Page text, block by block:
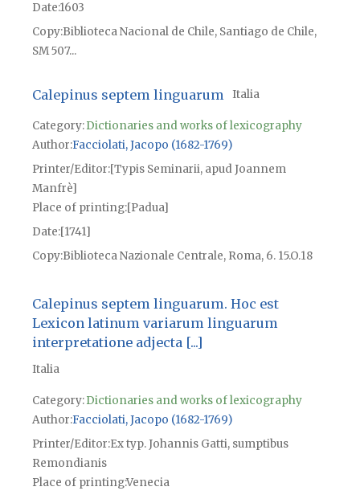
Date1603
CopyBiblioteca Nacional de Chile, Santiago de Chile,
SM 507...
Calepinus septem linguarum Italia
Category:Dictionaries and works of lexicography
Author Facciolati, Jacopo (1682-1769)
Printer/Editor [Typis Seminarii, apud Joannem
Manfrè]
Place of printing[Padua]
Date [1741]
CopyBiblioteca Nazionale Centrale, Roma, 6. 15.O.18
Calepinus septem linguarum. Hoc est
Lexicon latinum variarum linguarum
interpretatione adjecta [...]
Italia
Category:Dictionaries and works of lexicography
Author Facciolati, Jacopo (1682-1769)
Printer/Editor Ex typ. Johannis Gatti, sumptibus
Remondianis
Place of printingVenecia